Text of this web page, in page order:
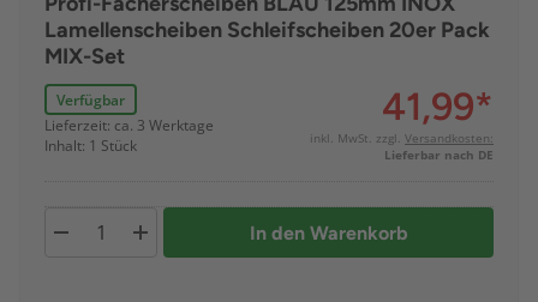
Lamellenscheiben Schleifscheiben 20er Pack
MIX-Set
Verfügbar
Lieferzeit: ca. 3 Werktage
Inhalt: 1 Stück
41,99*
inkl. MwSt. zzgl. Versandkosten:
Lieferbar nach DE
In den Warenkorb